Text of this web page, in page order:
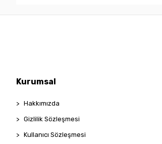
Kurumsal
Hakkımızda
Gizlilik Sözleşmesi
Kullanıcı Sözleşmesi